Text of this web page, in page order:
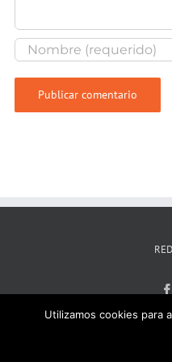
Utilizamos cookies para